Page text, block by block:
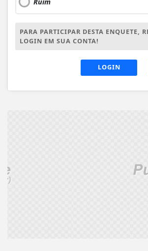
PARA PARTICIPAR DESTA ENQUETE,
LOGIN EM SUA CONTA!
LOGIN